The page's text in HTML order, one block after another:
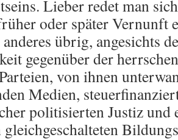
Lieber redet man
oder später Vernunft
übrig, angesichts
gegenüber der
von ihnen
Medien,
politisierten Justiz und